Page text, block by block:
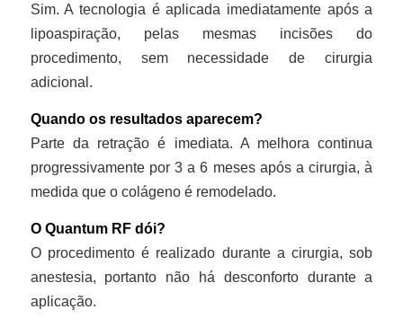
Sim. A tecnologia é aplicada imediatamente após a
lipoaspiração, pelas mesmas incisões do
procedimento, sem necessidade de cirurgia
adicional.
Quando os resultados aparecem?
Parte da retração é imediata. A melhora continua
progressivamente por 3 a 6 meses após a cirurgia, à
medida que o colágeno é remodelado.
O Quantum RF dói?
O procedimento é realizado durante a cirurgia, sob
anestesia, portanto não há desconforto durante a
aplicação.